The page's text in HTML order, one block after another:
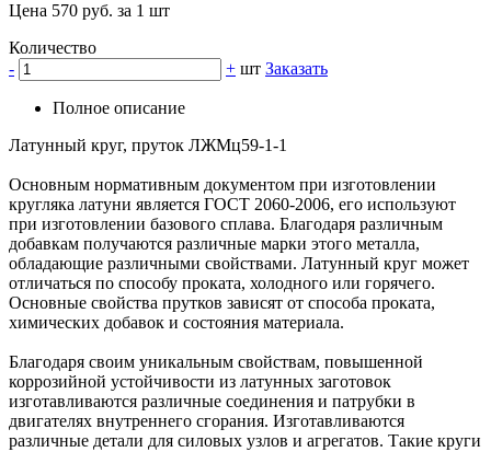
Цена 570 руб. за 1 шт
Количество
-
+ шт Заказать
Полное описание
Латунный круг, пруток ЛЖМц59-1-1
Основным нормативным документом при изготовлении
кругляка латуни является ГОСТ 2060-2006, его используют
при изготовлении базового сплава. Благодаря различным
добавкам получаются различные марки этого металла,
обладающие различными свойствами. Латунный круг может
отличаться по способу проката, холодного или горячего.
Основные свойства прутков зависят от способа проката,
химических добавок и состояния материала.
Благодаря своим уникальным свойствам, повышенной
коррозийной устойчивости из латунных заготовок
изготавливаются различные соединения и патрубки в
двигателях внутреннего сгорания. Изготавливаются
различные детали для силовых узлов и агрегатов. Такие круги